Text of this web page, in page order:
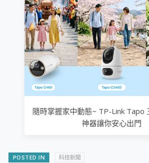
隨時掌握家中動態~ TP-Link Tapo
神器讓你安心出門
POSTED IN 科技新聞